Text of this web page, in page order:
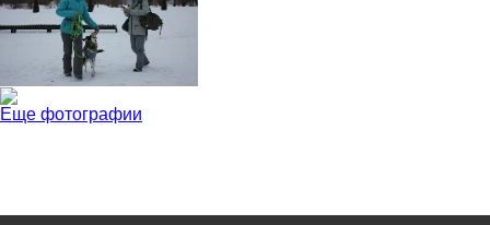
Еще фотографии